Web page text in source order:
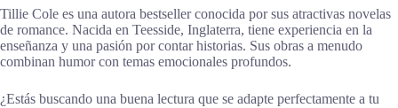
Tillie Cole es una autora bestseller conocida por sus atractivas novelas
de romance. Nacida en Teesside, Inglaterra, tiene experiencia en la
enseñanza y una pasión por contar historias. Sus obras a menudo
combinan humor con temas emocionales profundos.
¿Estás buscando una buena lectura que se adapte perfectamente a tu